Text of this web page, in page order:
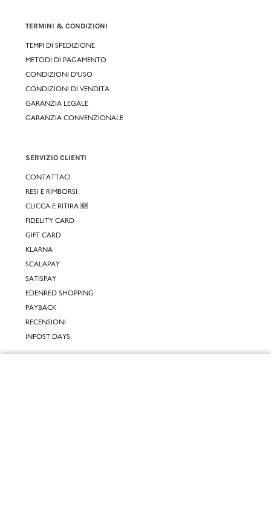
TERMINI & CONDIZIONI
TEMPI DI SPEDIZIONE
METODI DI PAGAMENTO
CONDIZIONI D'USO
CONDIZIONI DI VENDITA
GARANZIA LEGALE
GARANZIA CONVENZIONALE
SERVIZIO CLIENTI
CONTATTACI
RESI E RIMBORSI
CLICCA E RITIRA 🆕
FIDELITY CARD
GIFT CARD
KLARNA
SCALAPAY
SATISPAY
EDENRED SHOPPING
PAYBACK
RECENSIONI
INPOST DAYS